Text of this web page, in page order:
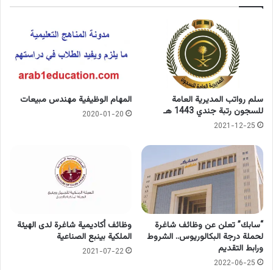
سلم رواتب المديرية العامة
للسجون رتبة جندي 1443 هـ
2021-12-25
المهام الوظيفية مهندس مبيعات
2020-01-20
“سابك” تعلن عن وظائف شاغرة
لحملة درجة البكالوريوس.. الشروط
ورابط التقديم
2022-06-25
وظائف أكاديمية شاغرة لدى الهيئة
الملكية بينبع الصناعية
2021-07-22